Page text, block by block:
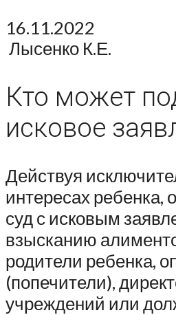
Лысенко К.Е.
Кто может
исковое
Действуя
интересах ребенка,
суд с исковым
взысканию
родители ребенка,
(попечители),
учреждений или